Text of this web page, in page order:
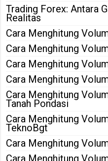
Trading Forex: Antara
Realitas
Cara Menghitung
Cara Menghitung
Cara Menghitung
Cara Menghitung
Cara Menghitung
Tanah Pondasi
Cara Menghitung
TeknoBgt
Cara Menghitung
Cara Menghitung